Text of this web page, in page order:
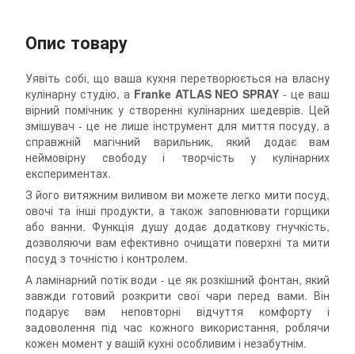
Опис товару
Уявіть собі, що ваша кухня перетворюється на власну
кулінарну студію, а Franke ATLAS NEO SPRAY - це ваш
вірний помічник у створенні кулінарних шедеврів. Цей
змішувач - це не лише інструмент для миття посуду, а
справжній магічний варильник, який додає вам
неймовірну свободу і творчість у кулінарних
експериментах.
З його витяжним виливом ви можете легко мити посуд,
овочі та інші продукти, а також заповнювати горщики
або ванни. Функція душу додає додаткову гнучкість,
дозволяючи вам ефективно очищати поверхні та мити
посуд з точністю і контролем.
А ламінарний потік води - це як розкішний фонтан, який
завжди готовий розкрити свої чари перед вами. Він
подарує вам неповторні відчуття комфорту і
задоволення під час кожного використання, роблячи
кожен момент у вашій кухні особливим і незабутнім.